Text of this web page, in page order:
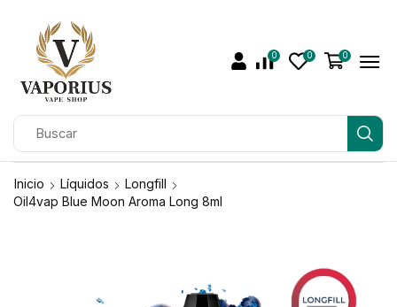
0 0 0
Inicio Líquidos
Longfill
Oil4vap Blue Moon Aroma Long 8ml